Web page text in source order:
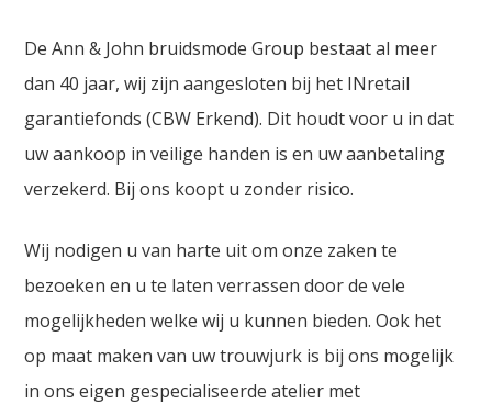
De Ann & John bruidsmode Group bestaat al meer
dan 40 jaar, wij zijn aangesloten bij het INretail
garantiefonds (CBW Erkend). Dit houdt voor u in dat
uw aankoop in veilige handen is en uw aanbetaling
verzekerd. Bij ons koopt u zonder risico.
Wij nodigen u van harte uit om onze zaken te
bezoeken en u te laten verrassen door de vele
mogelijkheden welke wij u kunnen bieden. Ook het
op maat maken van uw trouwjurk is bij ons mogelijk
in ons eigen gespecialiseerde atelier met